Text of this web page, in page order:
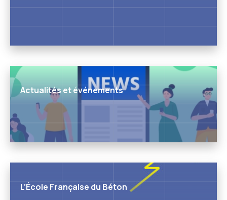
Actualités et événements
L’École Française du Béton